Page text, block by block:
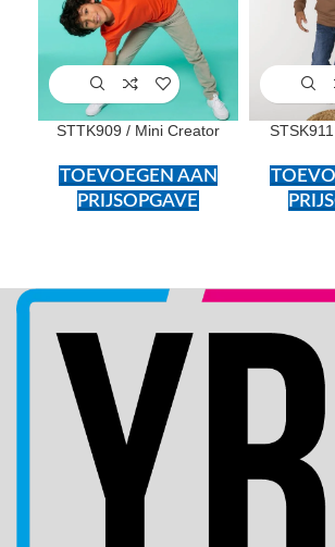
STTK909 / Mini Creator
TOEVOEGEN AAN
PRIJSOPGAVE